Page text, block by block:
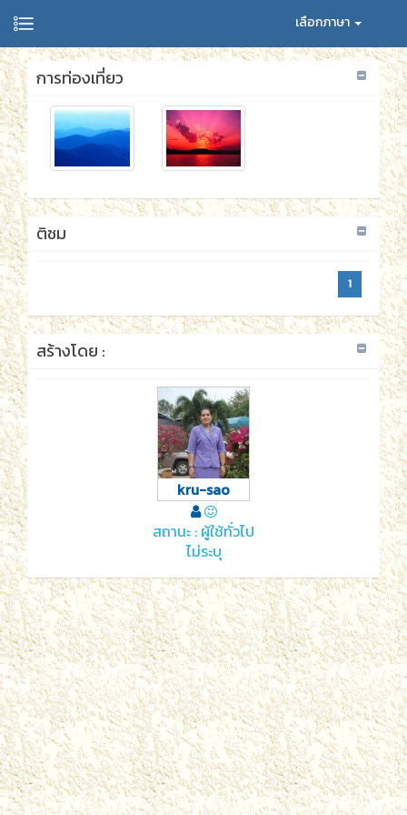
เลือกภาษา
การท่องเที่ยว
ติชม
1
สร้างโดย :
kru-sao
สถานะ : ผู้ใช้ทั่วไป
ไม่ระบุ